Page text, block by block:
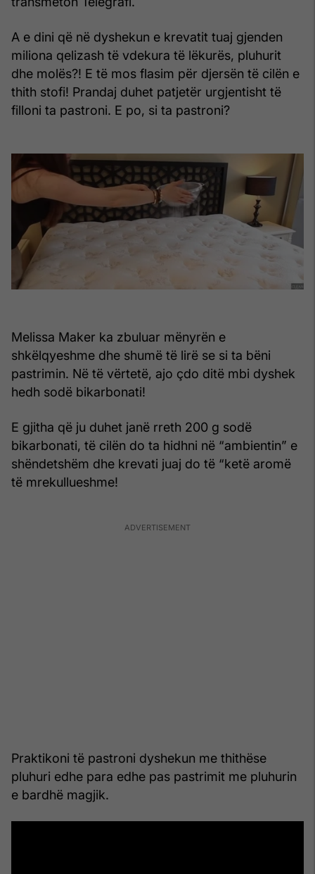
A e dini që në dyshekun e krevatit tuaj gjenden
miliona qelizash të vdekura të lëkurës, pluhurit
dhe molës?! E të mos flasim për djersën të cilën e
thith stofi! Prandaj duhet patjetër urgjentisht të
filloni ta pastroni. E po, si ta pastroni?
Melissa Maker ka zbuluar mënyrën e
shkëlqyeshme dhe shumë të lirë se si ta bëni
pastrimin. Në të vërtetë, ajo çdo ditë mbi dyshek
hedh sodë bikarbonati!
E gjitha që ju duhet janë rreth 200 g sodë
bikarbonati, të cilën do ta hidhni në “ambientin” e
shëndetshëm dhe krevati juaj do të “ketë aromë
të mrekullueshme!
Praktikoni të pastroni dyshekun me thithëse
pluhuri edhe para edhe pas pastrimit me pluhurin
e bardhë magjik.